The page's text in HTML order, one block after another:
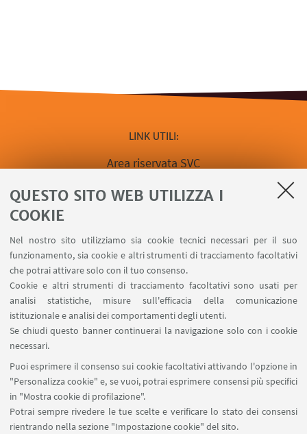
QUESTO SITO WEB UTILIZZA I
COOKIE
Nel nostro sito utilizziamo sia cookie tecnici necessari per il suo
funzionamento, sia cookie e altri strumenti di tracciamento facoltativi
che potrai attivare solo con il tuo consenso.
Cookie e altri strumenti di tracciamento facoltativi sono usati per
analisi statistiche, misure sull'efficacia della comunicazione
istituzionale e analisi dei comportamenti degli utenti.
Se chiudi questo banner continuerai la navigazione solo con i cookie
necessari.
Puoi esprimere il consenso sui cookie facoltativi attivando l'opzione in
"Personalizza cookie" e, se vuoi, potrai esprimere consensi più specifici
in "Mostra cookie di profilazione".
Potrai sempre rivedere le tue scelte e verificare lo stato dei consensi
rientrando nella sezione "Impostazione cookie" del sito.
LINK UTILI
Area riservata SVC
Prenota un'aula
Contatta la Biblioteca del Dipartimento
Forms per sottomissione notizie
Link a Segnala un Evento
Forms per proposta di seminario
Prenota una sala riunioni del Dipartimento
Carta dei Servizi
SEGUI UNIBO SU:
APP: